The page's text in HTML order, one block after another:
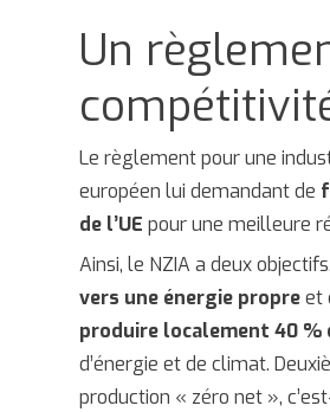
Un
Le règlement pour une
européen lui demandant de
de l’UEpour une meilleure
Ainsi, le NZIA a deux
vers une énergie propreet
produire localement 40 %
d’énergie et de climat.
production « zéro net »,